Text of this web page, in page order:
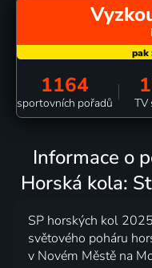
1164
sportovních pořadů TV
Informace o
Horská kola:
SP horských kol
světového poháru
v Novém Městě na